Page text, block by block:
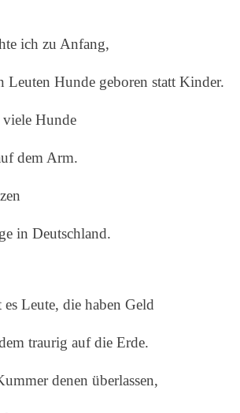
ich zu Anfang,
Leuten Hunde geboren statt Kinder.
viele Hunde
dem Arm.
in Deutschland.
Leute, die haben Geld
traurig auf die Erde.
denen überlassen,